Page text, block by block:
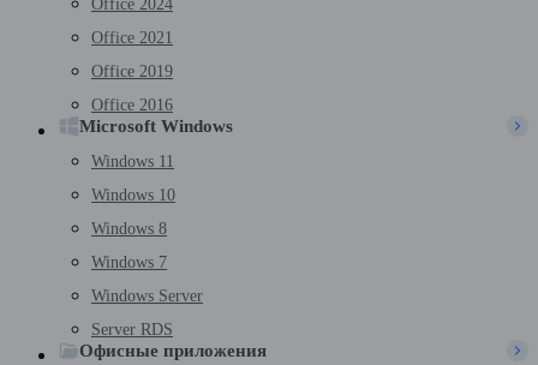
Office 2024
Office 2021
Office 2019
Office 2016
Microsoft Windows
Windows 11
Windows 10
Windows 8
Windows 7
Windows Server
Server RDS
Офисные приложения